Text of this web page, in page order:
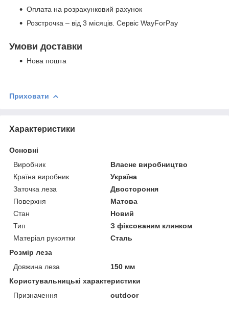
Оплата на розрахунковий рахунок
Розстрочка – від 3 місяців. Сервіс WayForPay
Умови доставки
Нова пошта
Приховати
Характеристики
Основні
Виробник
Власне виробництво
Країна виробник
Україна
Заточка леза
Двостороння
Поверхня
Матова
Стан
Новий
Тип
З фіксованим клинком
Матеріал рукоятки
Сталь
Розмір леза
Довжина леза
150 мм
Користувальницькі характеристики
Призначення
outdoor